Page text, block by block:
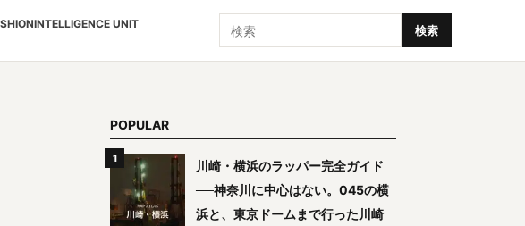
INTELLIGENCE UNIT
検索 検索
POPULAR
川崎・横浜のラッパー完全ガイド
──神奈川に中心はない。045の横
浜と、東京ドームまで行った川崎